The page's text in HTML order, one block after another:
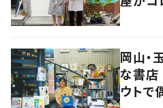
岡山・
な書
ウトで